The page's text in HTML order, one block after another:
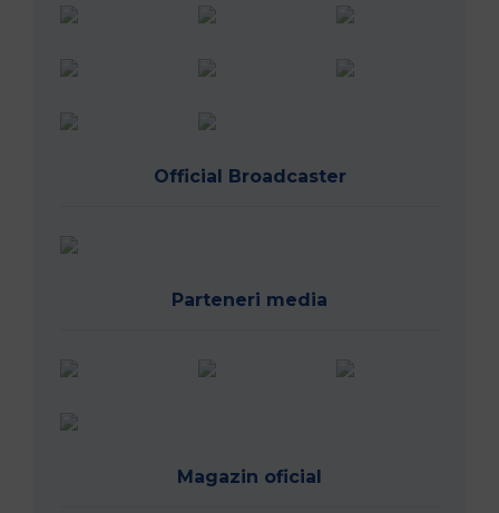
Official Broadcaster
Parteneri media
Magazin oficial